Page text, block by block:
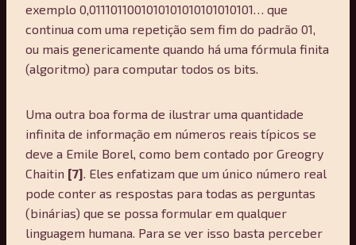
exemplo 0,0111011001010101010101010101… que
continua com uma repetição sem fim do padrão 01,
ou mais genericamente quando há uma fórmula finita
(algoritmo) para computar todos os bits.
Uma outra boa forma de ilustrar uma quantidade
infinita de informação em números reais típicos se
deve a Emile Borel, como bem contado por Greogry
Chaitin [7] . Eles enfatizam que um único número real
pode conter as respostas para todas as perguntas
(binárias) que se possa formular em qualquer
linguagem humana. Para se ver isso basta perceber